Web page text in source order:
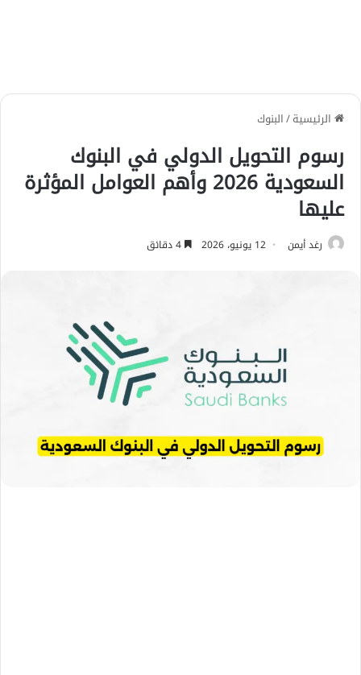
الرئيسية/البنوك
رسوم التحويل الدولي في البنوك
السعودية 2026 وأهم العوامل المؤثرة
عليها
رغد أيمن 12 يونيو، 2026